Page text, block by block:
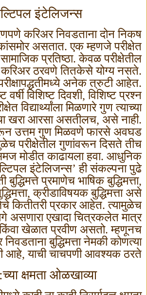
इंटेलिजन्स
करिअर निवडताना दोन निकष
असतात. एक म्हणजे परीक्षेत
प्रतिष्ठा. केवळ परीक्षेतील
करिअर ठरवणे तितकेसे योग्य नसते.
अनेक त्रुटी आहेत.
वर्षी विशिष्ट दिवशी,विशिष्ट प्रश्न
विद्यार्थ्यांला मिळणारे गुण त्याच्या
खरा आरसा असतीलच, असे नाही.
उत्तम गुण मिळवणे फारसे अवघड
परीक्षेतील गुणांवरून दिसते तीच
मोडीत काढायला हवा. आधुनिक
इंटेलिजन्स’ ही संकल्पना पुढे
प्रमाणेच भाषिक बुद्धिमत्ता,
,क्रीडाविषयक बुद्धिमत्ता असे
कितीतरी प्रकार आहेत. त्यामुळेच
असणारा एखादा चित्रकलेत मात्र
खेळात प्रवीण असतो. म्हणूनच
बुद्धिमत्ता नेमकी कोणत्या
आहे,याची चाचपणी आवश्यक ठरते.
क्षमता ओळखाव्या